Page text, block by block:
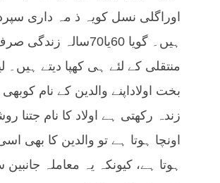
اوراگلی نسل کویہ ذ مہ داری
ہیں۔ گویا 60یا70سالہ
منتقلی کے لئے ہی کھپا دیتے
بخت اولاداپنے والدین کے نام
زندہ رکھتی ہے اولاد کا نام جتنا
اونچا ہوتا ہے تو والدین کا بھی
ہوتا ہے، کیونکہ یہ معاملہ